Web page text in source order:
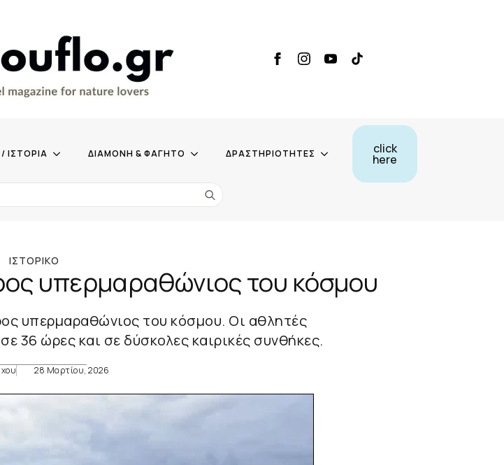
ΙΣΤΟΡΙΑ ΔΙΑΜΟΝΗ & ΦΑΓΗΤΟ ΔΡΑΣΤΗΡΙΟΤΗΤΕΣ click
here
ΙΣΤΟΡΙΚΌ
υπερμαραθώνιος του κόσμου
υπερμαραθώνιος του κόσμου. Οι αθλητές
36 ώρες και σε δύσκολες καιρικές συνθήκες.
28 Μαρτίου, 2026